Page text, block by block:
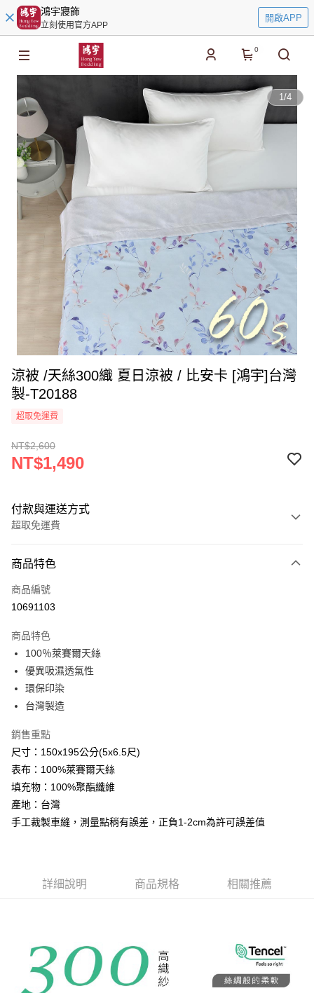
鴻宇寢飾
立刻使用官方APP
開啟APP
0
1/4
涼被 /天絲300織 夏日涼被 / 比安卡 [鴻宇]台灣
製-T20188
超取免運費
NT$2,600
NT$1,490
付款與運送方式
超取免運費
信用卡一次付款
超商取貨付款
Apple Pay
悠遊付
Google Pay
AFTEE先享後付
相關說明
【關於「AFTEE先享後付」】
AFTEE先享後付是「在收到商品之後才付款」的支付方式。 讓您購物簡單
便利好安心！
１．簡單：不需註冊會員、不需綁卡、不需儲值。
２．便利：只要手機號碼，簡訊認證，即可結帳。
３．安心：先確認商品／服務後，再付款。
２．訂單成立數日內，您將收到繳費通知簡訊。
後付繳納相關費用。
※ 交易是否成功請以「AFTEE先享後付 」之結帳頁面顯示為準，若有關於
是否繳費成功／繳費後需取消欲退款等相關疑問，請聯繫「AFTEE先享後付
客戶支援中心」https://netprotections.freshdesk.com/support/home
ATM付款
運送方式
全家取貨付款
付款後7-11取貨
每筆NT$60，滿NT$499(含以上)免運費
商品特色
商品編號
10691103
商品特色
100％萊賽爾天絲
優異吸濕透氣性
環保印染
台灣製造
銷售重點
尺寸：150x195公分(5x6.5尺)
表布：100%萊賽爾天絲
填充物：100%聚酯纖維
產地：台灣
手工裁製車縫，測量點稍有誤差，正負1-2cm為許可誤差值
詳細說明 商品規格 相關推薦